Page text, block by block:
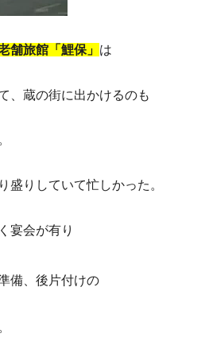
舗旅館「鯉保」 は
、蔵の街に出かけるのも
盛りしていて忙しかった。
宴会が有り
備、後片付けの